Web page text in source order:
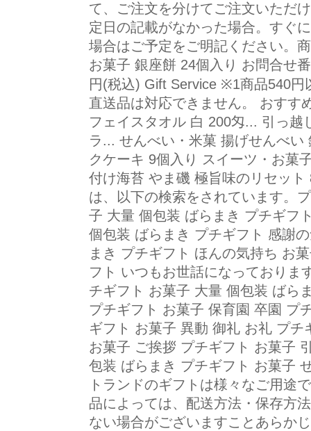
て、ご注文を分けてご注文いただ
定日の記載がなかった場合。すぐ
場合はご予定をご明記ください。
お菓子 銀座餅 24個入り お問合せ
円(税込) Gift Service ※1商品540円
直送品は対応できません。 おすす
フェイスタオル 白 200匁... 引っ
ラ... せんべい・米菓 揚げせんべ
クケーキ 9個入り スイーツ・お菓
付け海苔 やま磯 極旨味のリセッ
は、以下の検索をされています。
子 大量 個包装 ばらまき プチギフ
個包装 ばらまき プチギフト 感謝
まき プチギフト ほんの気持ち お
フト いつもお世話になっておりま
チギフト お菓子 大量 個包装 ばら
プチギフト お菓子 保育園 卒園 プ
ギフト お菓子 異動 御礼 お礼 プ
お菓子 ご挨拶 プチギフト お菓子
包装 ばらまき プチギフト お菓子
トランドのギフトは様々なご用途
品によっては、配送方法・保存方
ない場合がございますことあらか